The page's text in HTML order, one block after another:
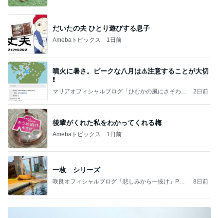
だいたの夫 ひとり遊びする息子
Amebaトピックス 1日前
噴火に暑さ。ピークな八月は⚠️注意することが大切
❗️
マリアオフィシャルブログ「ひむかの風にさそわれ
2日前
後輩がくれた私をわかってくれる梅
Amebaトピックス 1日前
一枚 シリーズ
咲良オフィシャルブログ「悲しみから一抜け」Pow
8日前